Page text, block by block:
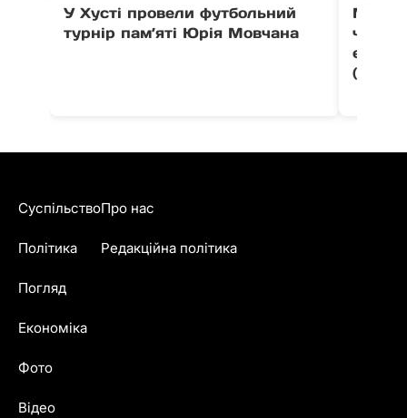
У Хусті провели футбольний
турнір пам’яті Юрія Мовчана
етапі
(фото)
Суспільство
Політика
Погляд
Економіка
Фото
Відео
Про нас
Редакційна політика